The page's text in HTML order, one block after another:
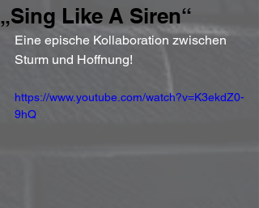
„Sing Like A Siren“
Eine epische Kollaboration zwischen
Sturm und Hoffnung!
https://www.youtube.com/watch?v=K3ekdZ0-
9hQ